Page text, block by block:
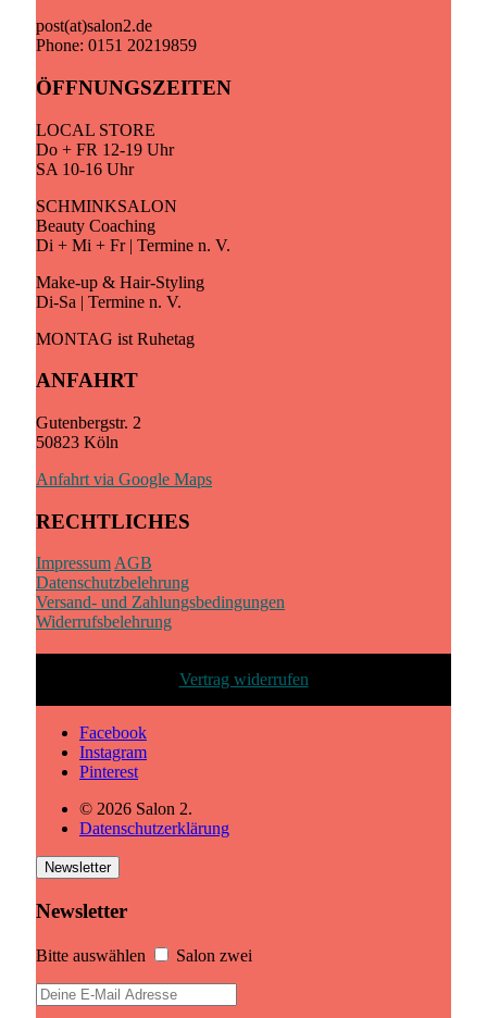
post(at)salon2.de
Phone: 0151 20219859
ÖFFNUNGSZEITEN
LOCAL STORE
Do + FR 12-19 Uhr
SA 10-16 Uhr
SCHMINKSALON
Beauty Coaching
Di + Mi + Fr | Termine n. V.
Make-up & Hair-Styling
Di-Sa | Termine n. V.
MONTAG ist Ruhetag
ANFAHRT
Gutenbergstr. 2
50823 Köln
Anfahrt via Google Maps
RECHTLICHES
ImpressumAGB
Datenschutzbelehrung
Versand- und Zahlungsbedingungen
Widerrufsbelehrung
Vertrag widerrufen
Facebook
Instagram
Pinterest
© 2026 Salon 2.
Datenschutzerklärung
Newsletter
Newsletter
Bitte auswählen Salon zwei